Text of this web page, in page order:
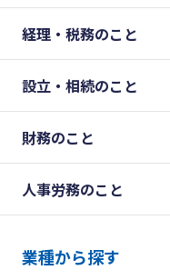
経理・税務のこと
設立・相続のこと
財務のこと
人事労務のこと
業種から探す